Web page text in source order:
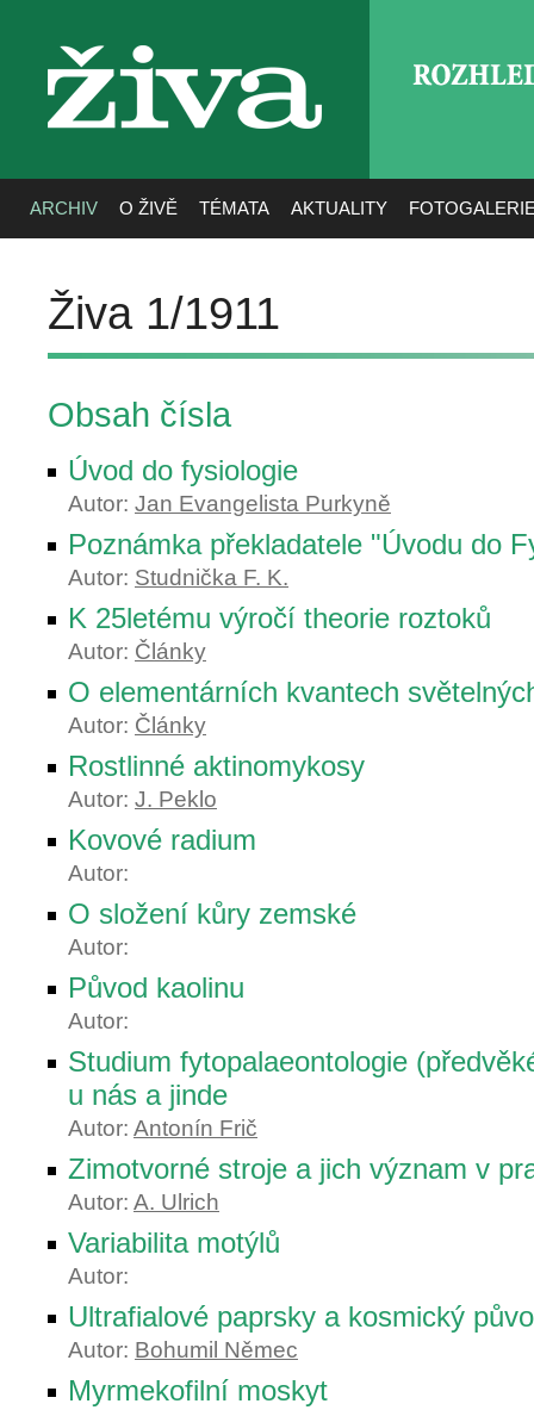
živa
ARCHIV O ŽIVĚ TÉMATA AKTUALITY
Živa 1/1911
Obsah čísla
Úvod do fysiologie
Autor: Jan Evangelista Purkyně
Poznámka překladatele "Úvodu do
Autor: Studnička F. K.
K 25letému výročí theorie roztoků
Autor: Články
O elementárních kvantech
Autor: Články
Rostlinné aktinomykosy
Autor: J. Peklo
Kovové radium
Autor:
O složení kůry zemské
Autor:
Původ kaolinu
Autor:
Studium fytopalaeontologie
u nás a jinde
Autor: Antonín Frič
Zimotvorné stroje a jich význam v
Autor: A. Ulrich
Variabilita motýlů
Autor:
Ultrafialové paprsky a kosmický
Autor: Bohumil Němec
Myrmekofilní moskyt